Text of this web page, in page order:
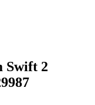
Swift 2